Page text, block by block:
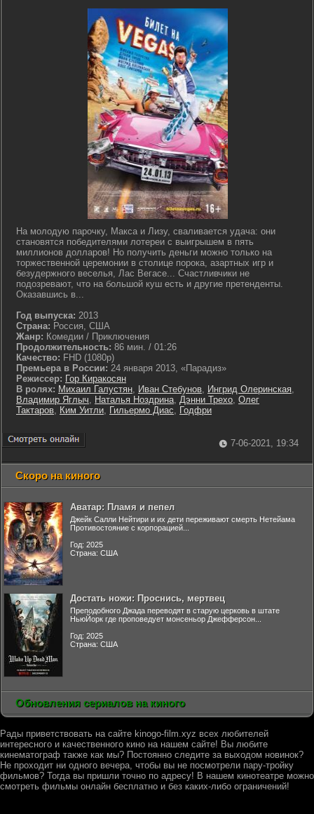
На молодую парочку, Макса и Лизу, сваливается удача: они
становятся победителями лотереи с выигрышем в пять
миллионов долларов! Но получить деньги можно только на
торжественной церемонии в столице порока, азартных игр и
безудержного веселья, Лас Вегасе... Счастливчики не
подозревают, что на большой куш есть и другие претенденты.
Оказавшись в...
Год выпуска: 2013
Страна: Россия, США
Жанр: Комедии / Приключения
Продолжительность: 86 мин. / 01:26
Качество: FHD (1080p)
Премьера в России: 24 января 2013, «Парадиз»
Режиссер: Гор Киракосян
В ролях: Михаил Галустян, Иван Стебунов, Ингрид Олеринская,
Владимир Яглыч, Наталья Ноздрина, Дэнни Трехо, Олег
Тактаров, Ким Уитли, Гильермо Диас, Годфри
7-06-2021, 19:34
Скоро на киного
Аватар: Пламя и пепел
Джейк Салли Нейтири и их дети переживают смерть Нетейама
Противостояние с корпорацией...
Год: 2025
Страна: США
Достать ножи: Проснись, мертвец
Преподобного Джада переводят в старую церковь в штате
НьюЙорк где проповедует монсеньор Джефферсон...
Год: 2025
Страна: США
Обновления сериалов на киного
Рады приветствовать на сайте kinogo-film.xyz всех любителей
интересного и качественного кино на нашем сайте! Вы любите
кинематограф также как мы? Постоянно следите за выходом новинок?
Не проходит ни одного вечера, чтобы вы не посмотрели пару-тройку
фильмов? Тогда вы пришли точно по адресу! В нашем кинотеатре можно
смотреть фильмы онлайн бесплатно и без каких-либо ограничений!